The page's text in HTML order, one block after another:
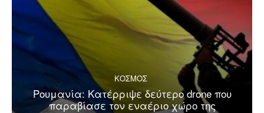
ΚΟΣΜΟΣ
Ρουμανία: Κατέρριψε δεύτερο drone που
παραβίασε τον εναέριο χώρο της